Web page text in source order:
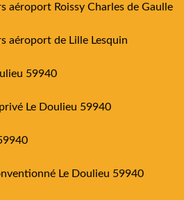
aéroport Roissy Charles de Gaulle
aéroport de Lille Lesquin
59940
Le Doulieu 59940
Le Doulieu 59940